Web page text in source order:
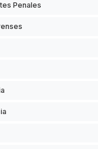
Penales